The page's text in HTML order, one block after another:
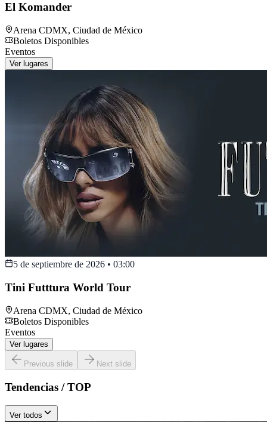
El Komander
Arena CDMX, Ciudad de México
Boletos Disponibles
Eventos
Ver lugares
5 de septiembre de 2026 • 03:00
Tini Futttura World Tour
Arena CDMX, Ciudad de México
Boletos Disponibles
Eventos
Ver lugares
Previous slide Next slide
Tendencias / TOP
Ver todos